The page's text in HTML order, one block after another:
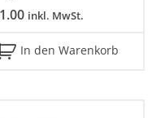
inkl. MwSt.
In den Warenkorb